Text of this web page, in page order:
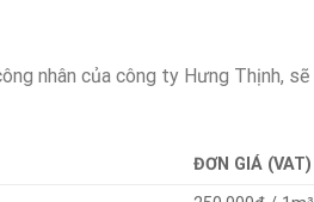
nhân của công ty Hưng Thịnh, sẽ
ĐƠN GIÁ (VAT)